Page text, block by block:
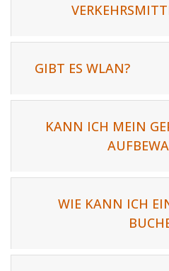
GIBT ES WLAN?
KANN ICH MEIN
WIE KANN ICH